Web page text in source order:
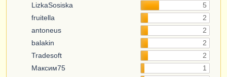
LizkaSosiska
5
fruitella
2
antoneus
2
balakin
2
Tradesoft
2
Максим75
1